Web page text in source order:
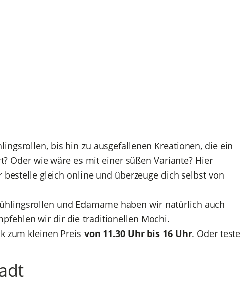
bis hin zu ausgefallenen Kreationen, die ein
Oder wie wäre es mit einer süßen Variante? Hier
gleich online und überzeuge dich selbst von
und Edamame haben wir natürlich auch
wir dir die traditionellen Mochi.
zum kleinen Preis von 11.30 Uhr bis 16 Uhr. Oder teste